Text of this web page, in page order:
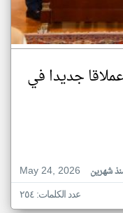
جديدا في
May 24, 2026
شهرين
عدد الكلمات: ٢٥٤